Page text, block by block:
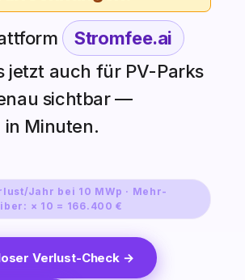
Stromfee.ai
jetzt auch für PV-Parks
sichtbar —
Minuten.
Jahr bei 10 MWp · Mehr-
× 10 = 166.400 €
Verlust-Check →